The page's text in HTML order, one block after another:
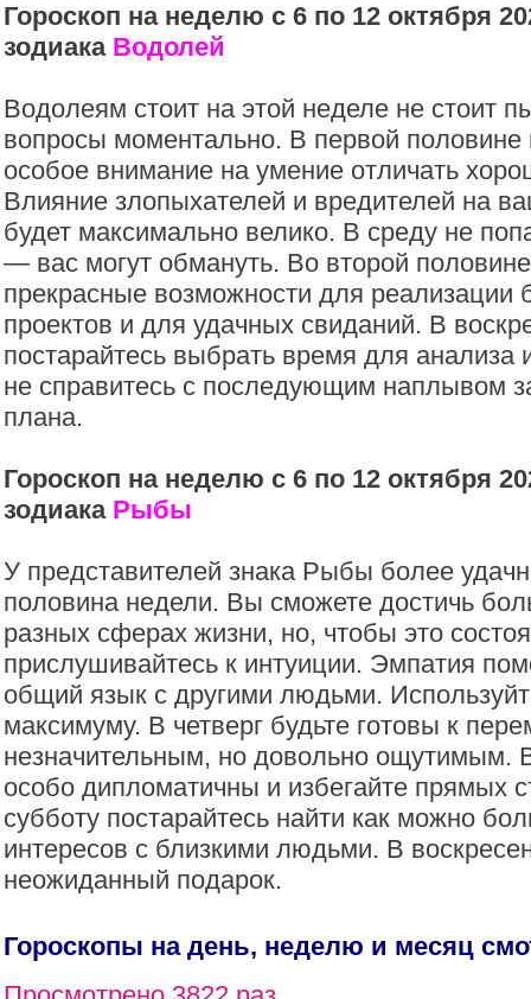
Гороскоп на неделю с 6 по 12 октября
зодиака Водолей
Водолеям стоит на этой неделе не стоит
вопросы моментально. В первой половине
особое внимание на умение отличать
Влияние злопыхателей и вредителей на
будет максимально велико. В среду не
— вас могут обмануть. Во второй
прекрасные возможности для реализации
проектов и для удачных свиданий. В
постарайтесь выбрать время для анализа
не справитесь с последующим наплывом
плана.
Гороскоп на неделю с 6 по 12 октября
зодиака Рыбы
У представителей знака Рыбы более
половина недели. Вы сможете достичь
разных сферах жизни, но, чтобы это
прислушивайтесь к интуиции. Эмпатия
общий язык с другими людьми.
максимуму. В четверг будьте готовы к
незначительным, но довольно ощутимым.
особо дипломатичны и избегайте прямых
субботу постарайтесь найти как можно
интересов с близкими людьми. В
неожиданный подарок.
Гороскопы на день, неделю и месяц